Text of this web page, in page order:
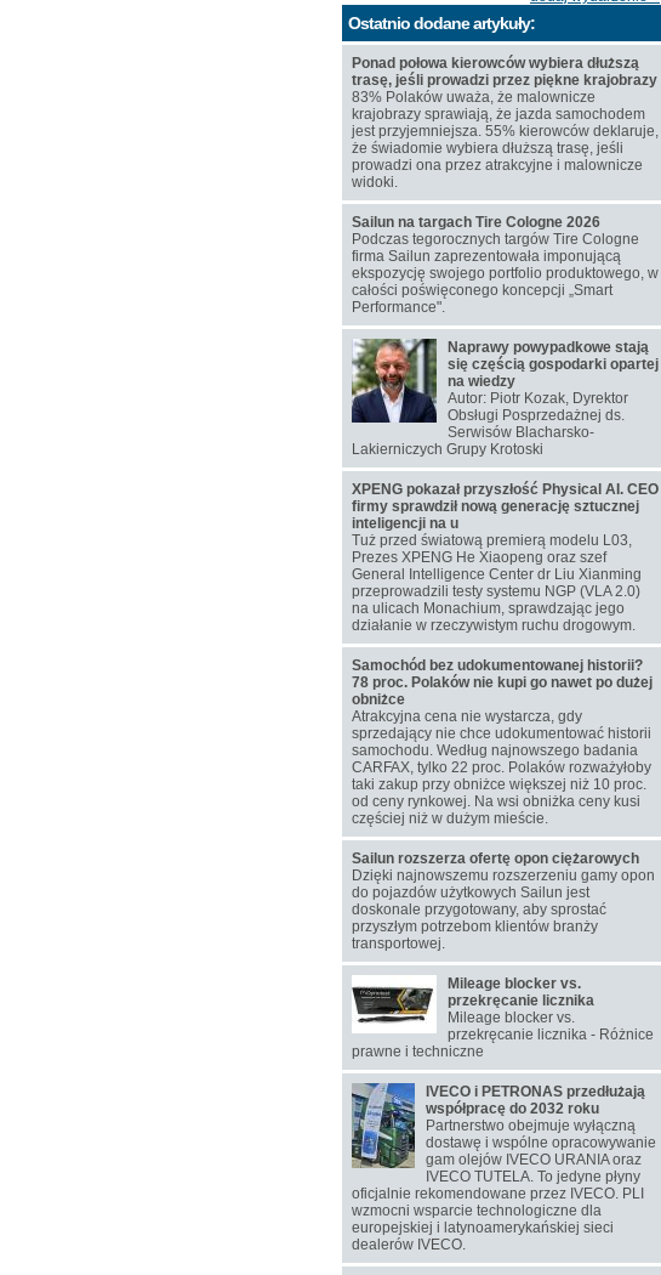
Ostatnio dodane artykuły:
Ponad połowa kierowców wybiera dłuższą
trasę, jeśli prowadzi przez piękne krajobrazy
83% Polaków uważa, że malownicze
krajobrazy sprawiają, że jazda samochodem
jest przyjemniejsza. 55% kierowców deklaruje,
że świadomie wybiera dłuższą trasę, jeśli
prowadzi ona przez atrakcyjne i malownicze
widoki.
Sailun na targach Tire Cologne 2026
Podczas tegorocznych targów Tire Cologne
firma Sailun zaprezentowała imponującą
ekspozycję swojego portfolio produktowego, w
całości poświęconego koncepcji „Smart
Performance".
Naprawy powypadkowe stają
się częścią gospodarki opartej
na wiedzy
Autor: Piotr Kozak, Dyrektor
Obsługi Posprzedażnej ds.
Serwisów Blacharsko-
Lakierniczych Grupy Krotoski
XPENG pokazał przyszłość Physical AI. CEO
firmy sprawdził nową generację sztucznej
inteligencji na u
Tuż przed światową premierą modelu L03,
Prezes XPENG He Xiaopeng oraz szef
General Intelligence Center dr Liu Xianming
przeprowadzili testy systemu NGP (VLA 2.0)
na ulicach Monachium, sprawdzając jego
działanie w rzeczywistym ruchu drogowym.
Samochód bez udokumentowanej historii?
78 proc. Polaków nie kupi go nawet po dużej
obniżce
Atrakcyjna cena nie wystarcza, gdy
sprzedający nie chce udokumentować historii
samochodu. Według najnowszego badania
CARFAX, tylko 22 proc. Polaków rozważyłoby
taki zakup przy obniżce większej niż 10 proc.
od ceny rynkowej. Na wsi obniżka ceny kusi
częściej niż w dużym mieście.
Sailun rozszerza ofertę opon ciężarowych
Dzięki najnowszemu rozszerzeniu gamy opon
do pojazdów użytkowych Sailun jest
doskonale przygotowany, aby sprostać
przyszłym potrzebom klientów branży
transportowej.
Mileage blocker vs.
przekręcanie licznika
Mileage blocker vs.
przekręcanie licznika - Różnice
prawne i techniczne
IVECO i PETRONAS przedłużają
współpracę do 2032 roku
Partnerstwo obejmuje wyłączną
dostawę i wspólne opracowywanie
gam olejów IVECO URANIA oraz
IVECO TUTELA. To jedyne płyny
oficjalnie rekomendowane przez IVECO. PLI
wzmocni wsparcie technologiczne dla
europejskiej i latynoamerykańskiej sieci
dealerów IVECO.